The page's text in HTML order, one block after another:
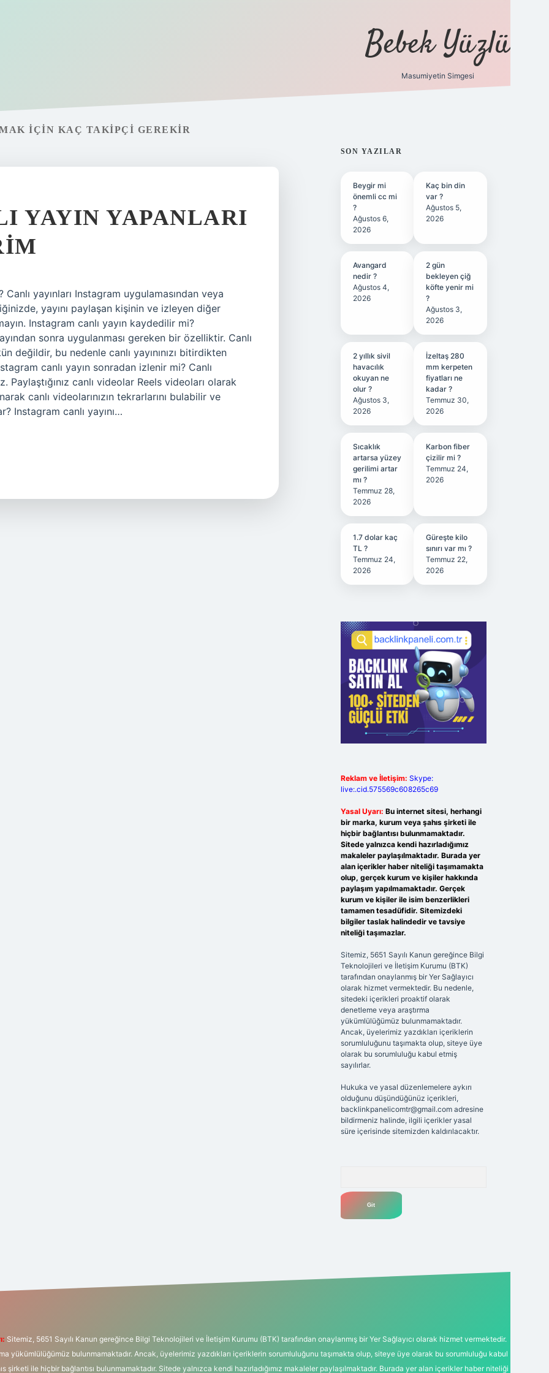
Bebek Yüzlü
Masumiyetin Simgesi
IÇIN KAÇ TAKIPÇI GEREKIR
YAYIN YAPANLARI
yayınları Instagram uygulamasından veya
yayını paylaşan kişinin ve izleyen diğer
Instagram canlı yayın kaydedilir mi?
sonra uygulanması gereken bir özelliktir. Canlı
değildir, bu nedenle canlı yayınınızı bitirdikten
canlı yayın sonradan izlenir mi? Canlı
Paylaştığınız canlı videolar Reels videoları olarak
canlı videolarınızın tekrarlarını bulabilir ve
Instagram canlı yayını…
SIDEBAR
SON YAZILAR
Beygir mi
önemli cc mi
?
Ağustos 6,
2026
Kaç bin din
var ?
Ağustos 5,
2026
Avangard
nedir ?
Ağustos 4,
2026
2 gün
bekleyen çiğ
köfte yenir mi
?
Ağustos 3,
2026
2 yıllık sivil
havacılık
okuyan ne
olur ?
Ağustos 3,
2026
İzeltaş 280
mm kerpeten
fiyatları ne
kadar ?
Temmuz 30,
2026
Sıcaklık
artarsa yüzey
gerilimi artar
mı ?
Temmuz 28,
2026
Karbon fiber
çizilir mi ?
Temmuz 24,
2026
1.7 dolar kaç
TL ?
Temmuz 24,
2026
Güreşte kilo
sınırı var mı ?
Temmuz 22,
2026
Reklam ve İletişim: Skype:
live:.cid.575569c608265c69
Yasal Uyarı: Bu internet sitesi, herhangi
bir marka, kurum veya şahıs şirketi ile
hiçbir bağlantısı bulunmamaktadır.
Sitede yalnızca kendi hazırladığımız
makaleler paylaşılmaktadır. Burada yer
alan içerikler haber niteliği taşımamakta
olup, gerçek kurum ve kişiler hakkında
paylaşım yapılmamaktadır. Gerçek
kurum ve kişiler ile isim benzerlikleri
tamamen tesadüfidir. Sitemizdeki
bilgiler taslak halindedir ve tavsiye
niteliği taşımazlar.
Sitemiz, 5651 Sayılı Kanun gereğince Bilgi
Teknolojileri ve İletişim Kurumu (BTK)
tarafından onaylanmış bir Yer Sağlayıcı
olarak hizmet vermektedir. Bu nedenle,
sitedeki içerikleri proaktif olarak
denetleme veya araştırma
yükümlülüğümüz bulunmamaktadır.
Ancak, üyelerimiz yazdıkları içeriklerin
sorumluluğunu taşımakta olup, siteye üye
olarak bu sorumluluğu kabul etmiş
sayılırlar.
Hukuka ve yasal düzenlemelere aykırı
olduğunu düşündüğünüz içerikleri,
backlinkpanelicomtr@gmail.comadresine
bildirmeniz halinde, ilgili içerikler yasal
süre içerisinde sitemizden kaldırılacaktır.
Sitemiz, 5651 Sayılı Kanun gereğince Bilgi Teknolojileri ve İletişim Kurumu (BTK) tarafından onaylanmış bir Yer Sağlayıcı olarak hizmet vermektedir.
yükümlülüğümüz bulunmamaktadır. Ancak, üyelerimiz yazdıkları içeriklerin sorumluluğunu taşımakta olup, siteye üye olarak bu sorumluluğu kabul
şirketi ile hiçbir bağlantısı bulunmamaktadır. Sitede yalnızca kendi hazırladığımız makaleler paylaşılmaktadır. Burada yer alan içerikler haber niteliği